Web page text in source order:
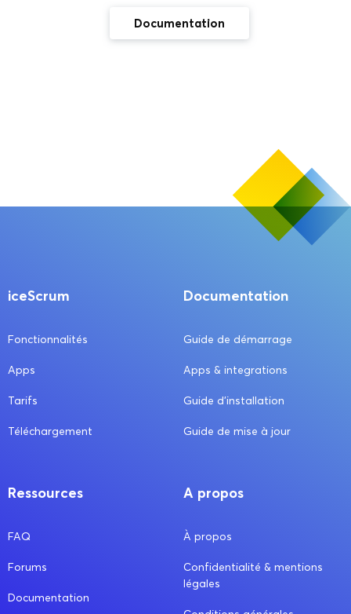
Documentation
iceScrum
Fonctionnalités
Apps
Tarifs
Téléchargement
Documentation
Guide de démarrage
Apps & integrations
Guide d’installation
Guide de mise à jour
Ressources
FAQ
Forums
Documentation
A propos
À propos
Confidentialité & mentions
légales